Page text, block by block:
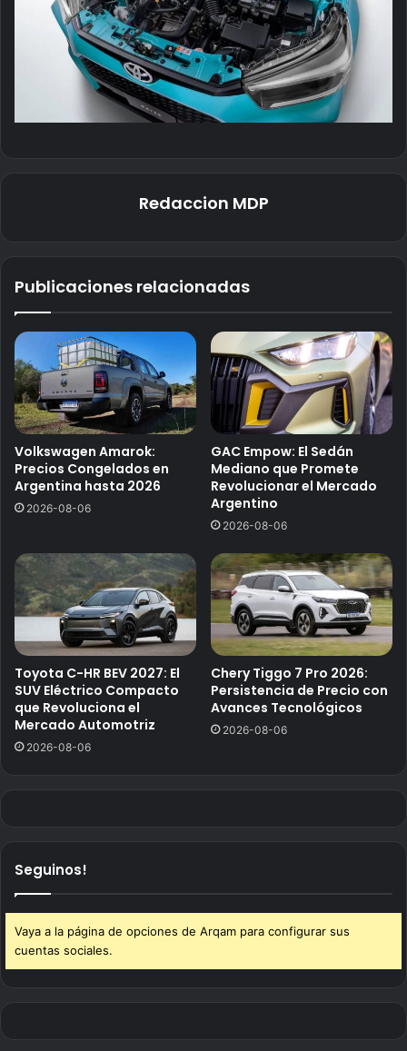
Redaccion MDP
Publicaciones relacionadas
Volkswagen Amarok:
Precios Congelados en
Argentina hasta 2026
2026-08-06
GAC Empow: El Sedán
Mediano que Promete
Revolucionar el Mercado
Argentino
2026-08-06
Toyota C-HR BEV 2027: El
SUV Eléctrico Compacto
que Revoluciona el
Mercado Automotriz
2026-08-06
Chery Tiggo 7 Pro 2026:
Persistencia de Precio con
Avances Tecnológicos
2026-08-06
Seguinos!
Vaya a la página de opciones de Arqam para configurar sus
cuentas sociales.